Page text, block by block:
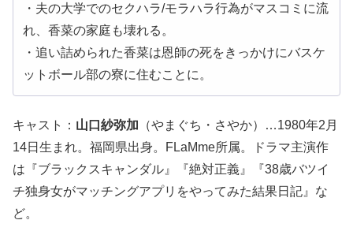
・夫の大学でのセクハラ/モラハラ行為がマスコミに流
れ、香菜の家庭も壊れる。
・追い詰められた香菜は恩師の死をきっかけにバスケ
ットボール部の寮に住むことに。
キャスト： 山口紗弥加 （やまぐち・さやか）…1980年2月
14日生まれ。福岡県出身。FLaMme所属。ドラマ主演作
は『ブラックスキャンダル』『絶対正義』『38歳バツイ
チ独身女がマッチングアプリをやってみた結果日記』な
ど。